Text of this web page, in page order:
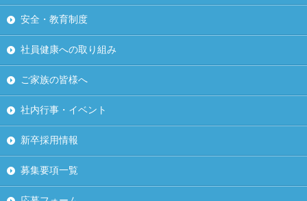
安全・教育制度
社員健康への取り組み
ご家族の皆様へ
社内行事・イベント
新卒採用情報
募集要項一覧